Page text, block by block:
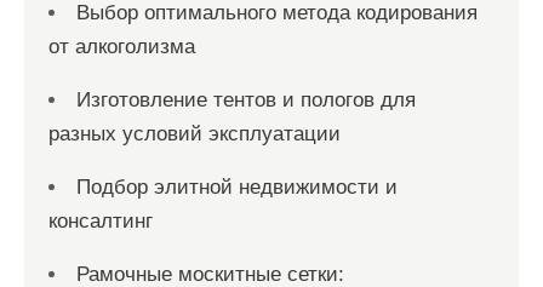
Выбор оптимального метода кодирования
от алкоголизма
Изготовление тентов и пологов для
разных условий эксплуатации
Подбор элитной недвижимости и
консалтинг
Рамочные москитные сетки: